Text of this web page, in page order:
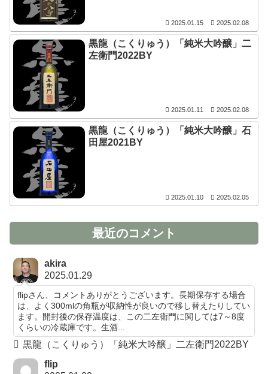
2025.01.15 2025.02.08
黒龍（こくりゅう）「純米大吟醸」二
左衛門2022BY
2025.01.11 2025.02.08
黒龍（こくりゅう）「純米大吟醸」石
田屋2021BY
2025.01.10 2025.02.05
最近のコメント
akira
2025.01.29
flipさん、コメントありがとうございます。長期保存する場合
は、よく300mlの角瓶が収納性が良いので移し替えたりしてい
ます。開封後の保存温度は、この二左衛門に関しては7～8度
くらいの冷蔵庫です。生酒...
黒龍（こくりゅう）「純米大吟醸」二左衛門2022BY
flip